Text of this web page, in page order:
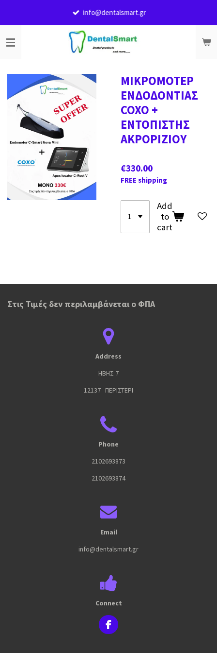
content
info@dentalsmart.gr
ΜΙΚΡΟΜΟΤΕΡ
ΕΝΔΟΔΟΝΤΙΑΣ
COXO +
ΕΝΤΟΠΙΣΤΗΣ
ΑΚΡΟΡΙΖΙΟΥ
€330.00
FREE shipping
Add
to
cart
Στις Τιμές δεν περιλαμβάνεται ο ΦΠΑ
Address
ΗΒΗΣ 7
12137 ΠΕΡΙΣΤΕΡΙ
Phone
2102693873
2102693874
Email
info@dentalsmart.gr
Connect
F
a